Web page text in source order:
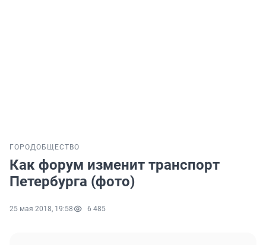
ГОРОДОБЩЕСТВО
Как форум изменит транспорт
Петербурга (фото)
25 мая 2018, 19:58 6 485